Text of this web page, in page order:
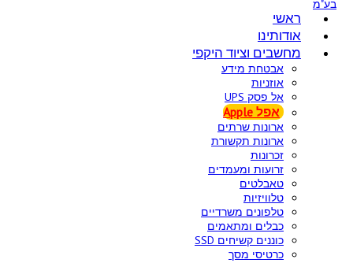
ראשי
אודותינו
מחשבים וציוד היקפי
אבטחת מידע
אוזניות
אל פסק UPS
אפל Apple
ארונות שרתים
ארונות תקשורת
זכרונות
זרועות ומעמדים
טאבלטים
טלוויזיות
טלפונים משרדיים
כבלים ומתאמים
כוננים קשיחים SSD
כרטיסי מסך